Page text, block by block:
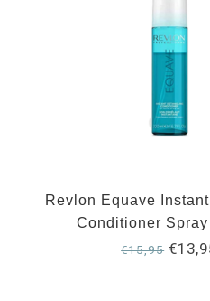
Revlon Equave
Conditioner Spray
€15,95